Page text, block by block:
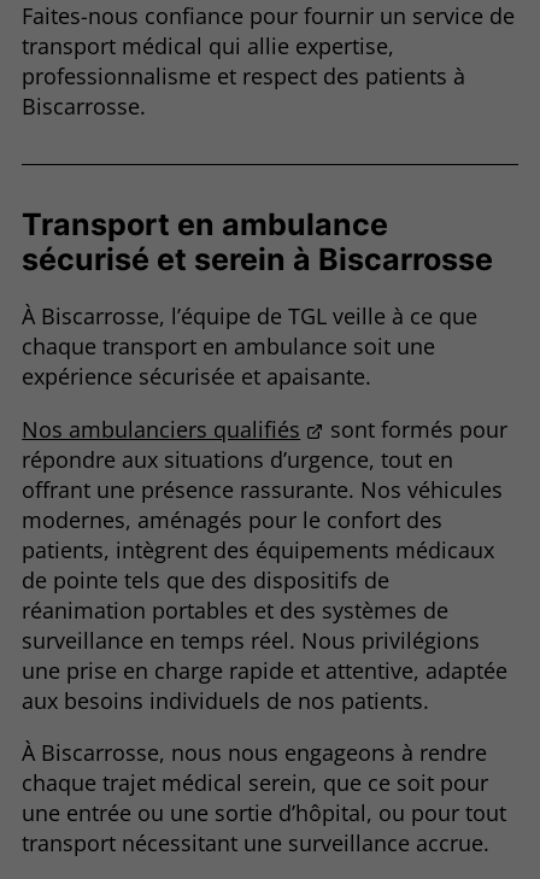
Faites-nous confiance pour fournir un service de
transport médical qui allie expertise,
professionnalisme et respect des patients à
Biscarrosse.
Transport en ambulance
sécurisé et serein à Biscarrosse
À Biscarrosse, l’équipe de TGL veille à ce que
chaque transport en ambulance soit une
expérience sécurisée et apaisante.
Nos ambulanciers qualifiés
sont formés pour
répondre aux situations d’urgence, tout en
offrant une présence rassurante. Nos véhicules
modernes, aménagés pour le confort des
patients, intègrent des équipements médicaux
de pointe tels que des dispositifs de
réanimation portables et des systèmes de
surveillance en temps réel. Nous privilégions
une prise en charge rapide et attentive, adaptée
aux besoins individuels de nos patients.
À Biscarrosse, nous nous engageons à rendre
chaque trajet médical serein, que ce soit pour
une entrée ou une sortie d’hôpital, ou pour tout
transport nécessitant une surveillance accrue.